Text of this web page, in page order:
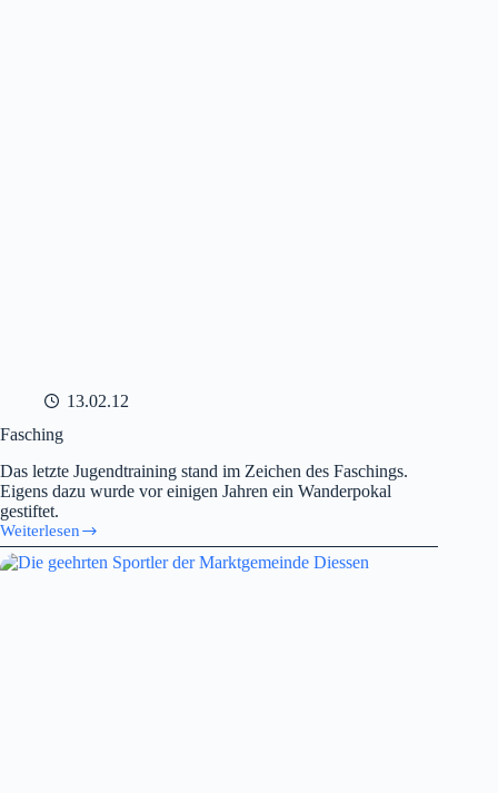
13.02.12
Fasching
Das letzte Jugendtraining stand im Zeichen des Faschings.
Eigens dazu wurde vor einigen Jahren ein Wanderpokal
gestiftet.
Weiterlesen
Fasching